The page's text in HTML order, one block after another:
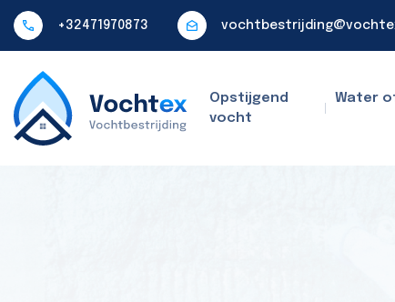
+32471970873
Opstijgend
vocht
Water